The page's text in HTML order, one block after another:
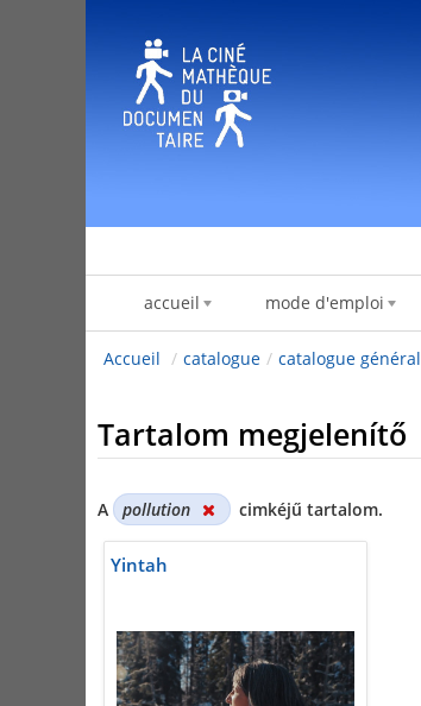
accueil mode d'emploi
Accueil / catalogue / catalogue général
Tartalom megjelenítő
A pollution cimkéjű tartalom.
Yintah